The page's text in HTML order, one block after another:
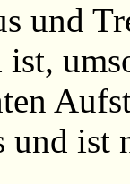
und
ist,
und